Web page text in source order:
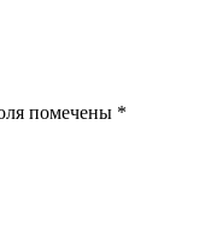
помечены *